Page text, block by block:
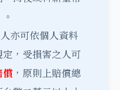
亦可依個人資料
，受損害之人可
償 ，原則上賠償總